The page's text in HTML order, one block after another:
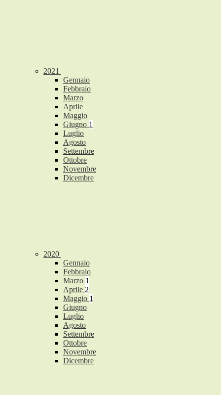
2021
Gennaio
Febbraio
Marzo
Aprile
Maggio
Giugno 1
Luglio
Agosto
Settembre
Ottobre
Novembre
Dicembre
2020
Gennaio
Febbraio
Marzo 1
Aprile 2
Maggio 1
Giugno
Luglio
Agosto
Settembre
Ottobre
Novembre
Dicembre